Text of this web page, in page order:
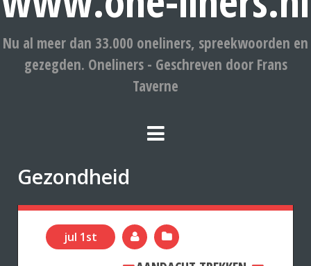
Nu al meer dan 33.000 oneliners, spreekwoorden en
gezegden. Oneliners - Geschreven door Frans
Taverne
Gezondheid
jul 1st